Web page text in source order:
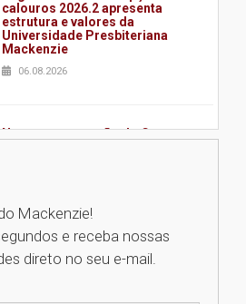
calouros 2026.2 apresenta
estrutura e valores da
Universidade Presbiteriana
Mackenzie
06.08.2026
Nova apresentação do Centro
Universidade Mackenzie
realizará nova edição da Feira
Mackenzie!
e receba nossas
direto no seu e-mail.